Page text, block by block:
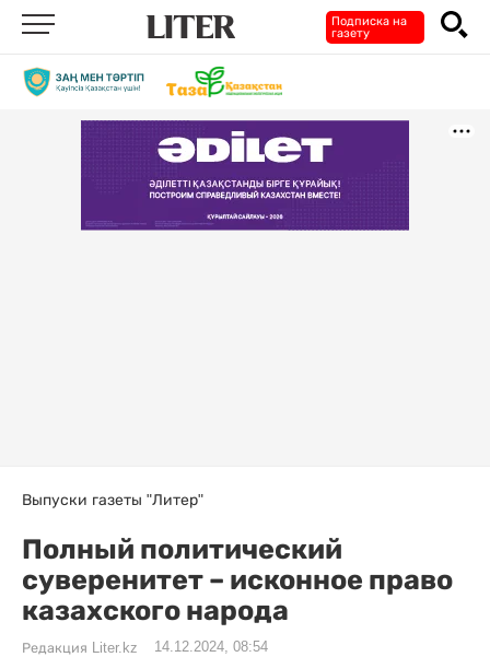
Подписка на
газету
Выпуски газеты "Литер"
Полный политический
суверенитет – исконное право
казахского народа
Редакция Liter.kz 14.12.2024, 08:54